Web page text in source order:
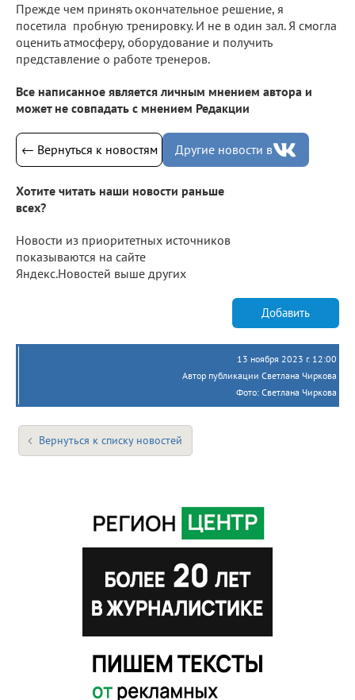
Прежде чем принять окончательное решение, я
посетила пробную тренировку. И не в один зал. Я смогла
оценить атмосферу, оборудование и получить
представление о работе тренеров.
Все написанное является личным мнением автора и
может не совпадать с мнением Редакции
← Вернуться к новостям Другие новости в
Хотите читать наши новости раньше
всех?
Новости из приоритетных источников
показываются на сайте
Яндекс.Новостей выше других
Добавить
13 ноября 2023 г. 12:00
Автор публикации Светлана Чиркова
Фото: Светлана Чиркова
Вернуться к списку новостей